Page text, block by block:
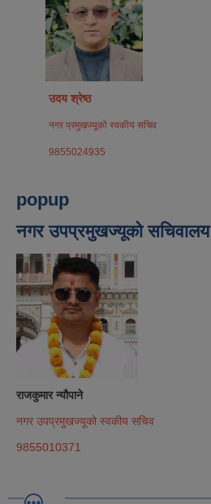
उदय श्रेष्ठ
नगर प्रमुखज्यूको स्वकीय सचिव
9855024935
popup
नगर उपप्रमुखज्यूको सचिवालय
राजकुमार न्यौपाने
नगर उपप्रमुखज्यूको स्वकीय सचिव
9855010371